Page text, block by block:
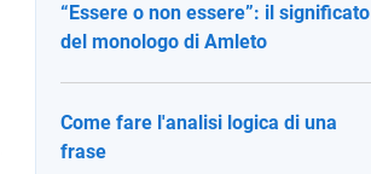
“Essere o non essere”: il significato
del monologo di Amleto
Come fare l'analisi logica di una
frase